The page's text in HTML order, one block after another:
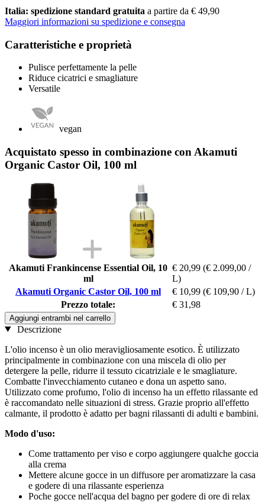
Italia: spedizione standard gratuita a partire da € 49,90
Maggiori informazioni su spedizione e consegna
Caratteristiche e proprietà
Pulisce perfettamente la pelle
Riduce cicatrici e smagliature
Versatile
vegan
Acquistato spesso in combinazione con Akamuti
Organic Castor Oil, 100 ml
Akamuti Frankincense Essential Oil, 10
ml
€ 20,99 (€ 2.099,00 /
L)
Akamuti Organic Castor Oil, 100 ml
€ 10,99 (€ 109,90 / L)
Prezzo totale:
€ 31,98
Aggiungi entrambi nel carrello
Descrizione
L'olio incenso è un olio meravigliosamente esotico. È utilizzato
principalmente in combinazione con una miscela di olio per
detergere la pelle, ridurre il tessuto cicatriziale e le smagliature.
Combatte l'invecchiamento cutaneo e dona un aspetto sano.
Utilizzato come profumo, l'olio di incenso ha un effetto rilassante ed
è raccomandato nelle situazioni di stress. Grazie proprio all'effetto
calmante, il prodotto è adatto per bagni rilassanti di adulti e bambini.
Modo d'uso:
Come trattamento per viso e corpo aggiungere qualche goccia
alla crema
Mettere alcune gocce in un diffusore per aromatizzare la casa
e godere di una rilassante esperienza
Poche gocce nell'acqua del bagno per godere di ore di relax